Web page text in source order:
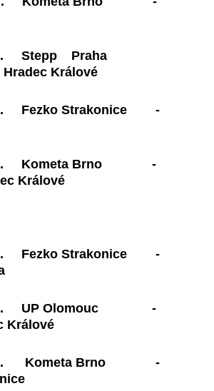
Stepp Praha
Králové
Fezko Strakonice -
Kometa Brno -
Králové
Fezko Strakonice -
UP Olomouc -
Králové
Kometa Brno -